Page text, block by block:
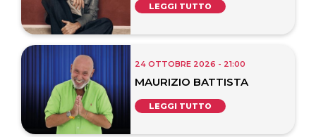
LEGGI TUTTO
24 OTTOBRE 2026 - 21:00
MAURIZIO BATTISTA
LEGGI TUTTO